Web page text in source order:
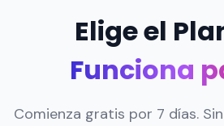
Elige el
Funciona
Comienza gratis por 7 días.